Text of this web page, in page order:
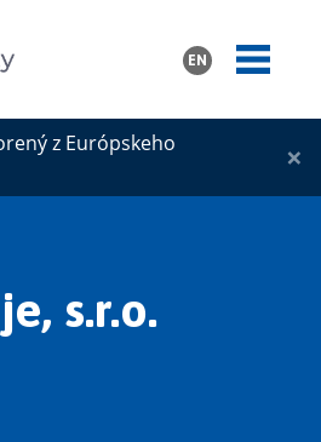
EN
z Európskeho
×
s.r.o.